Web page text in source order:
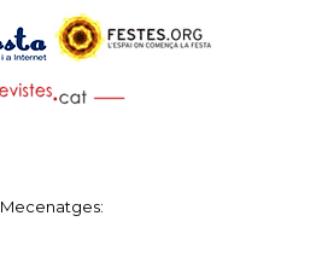
Mecenatges: